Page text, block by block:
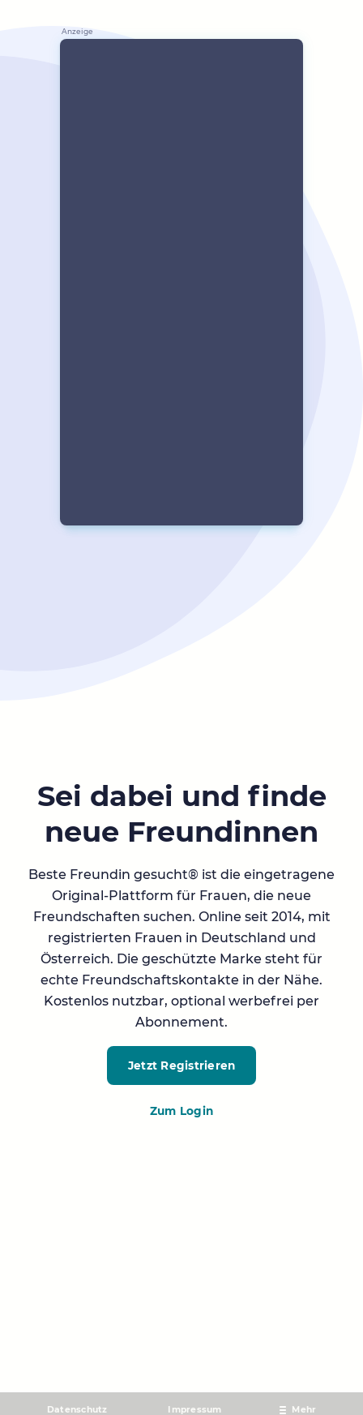
Sei dabei und finde
neue Freundinnen
Beste Freundin gesucht® ist die eingetragene
Original-Plattform für Frauen, die neue
Freundschaften suchen. Online seit 2014, mit
registrierten Frauen in Deutschland und
Österreich. Die geschützte Marke steht für
echte Freundschaftskontakte in der Nähe.
Kostenlos nutzbar, optional werbefrei per
Abonnement.
Jetzt Registrieren
Zum Login
Datenschutz Impressum Mehr